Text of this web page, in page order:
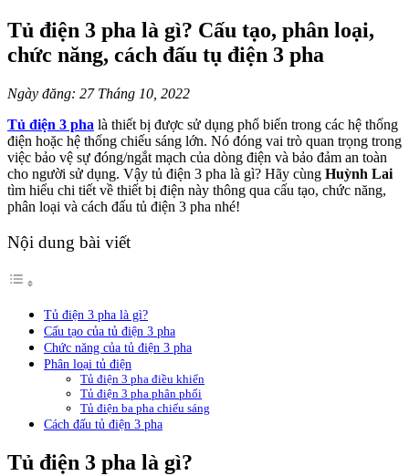
Tủ điện 3 pha là gì? Cấu tạo, phân loại,
chức năng, cách đấu tụ điện 3 pha
Ngày đăng: 27 Tháng 10, 2022
Tủ điện 3 pha là thiết bị được sử dụng phổ biến trong các hệ thống
điện hoặc hệ thống chiếu sáng lớn. Nó đóng vai trò quan trọng trong
việc bảo vệ sự đóng/ngắt mạch của dòng điện và bảo đảm an toàn
cho người sử dụng. Vậy tủ điện 3 pha là gì? Hãy cùng Huỳnh Lai
tìm hiểu chi tiết về thiết bị điện này thông qua cấu tạo, chức năng,
phân loại và cách đấu tủ điện 3 pha nhé!
Nội dung bài viết
Tủ điện 3 pha là gì?
Cấu tạo của tủ điện 3 pha
Chức năng của tủ điện 3 pha
Phân loại tủ điện
Tủ điện 3 pha điều khiển
Tủ điện 3 pha phân phối
Tủ điện ba pha chiếu sáng
Cách đấu tủ điện 3 pha
Tủ điện 3 pha là gì?